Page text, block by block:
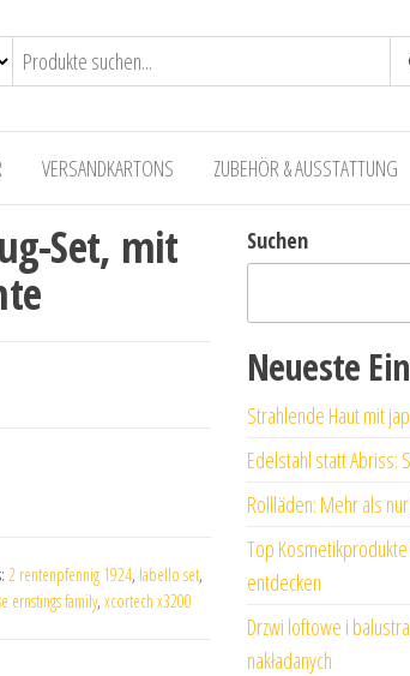
VERSANDKARTONS ZUBEHÖR & AUSSTATTUNG
Set, mit
2 rentenpfennig 1924, labello set,
ernstings family, xcortech x3200
Suchen
Neueste
Strahlende Haut mit
Edelstahl statt Abriss:
Rollläden: Mehr als
Top
entdecken
Drzwi loftowe i
nakładanych